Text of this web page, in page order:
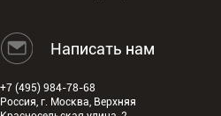
Написать нам
+7 (495) 984-78-68
Россия, г. Москва, Верхняя